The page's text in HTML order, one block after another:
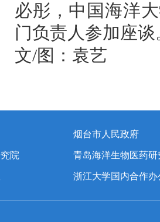
必彤，中国海洋
门负责人参加座谈
文/图：袁艺
烟台市人民政府
院 青岛海洋生物医药研
浙江大学国内合作办